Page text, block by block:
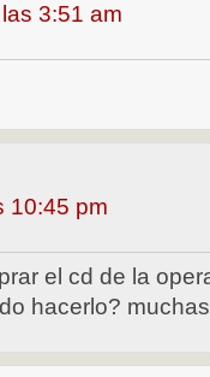
3:51 am
10:45 pm
el cd de la
hacerlo?